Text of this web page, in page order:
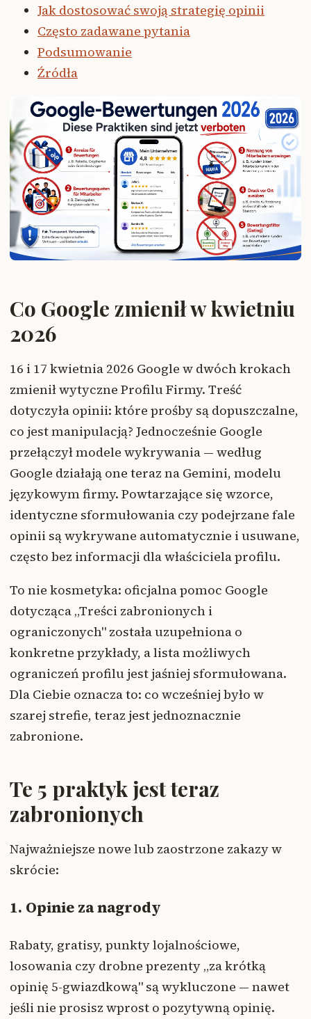
Jak dostosować swoją strategię opinii
Często zadawane pytania
Podsumowanie
Źródła
Co Google zmienił w kwietniu
2026
16 i 17 kwietnia 2026 Google w dwóch krokach
zmienił wytyczne Profilu Firmy. Treść
dotyczyła opinii: które prośby są dopuszczalne,
co jest manipulacją? Jednocześnie Google
przełączył modele wykrywania — według
Google działają one teraz na Gemini, modelu
językowym firmy. Powtarzające się wzorce,
identyczne sformułowania czy podejrzane fale
opinii są wykrywane automatycznie i usuwane,
często bez informacji dla właściciela profilu.
To nie kosmetyka: oficjalna pomoc Google
dotycząca „Treści zabronionych i
ograniczonych" została uzupełniona o
konkretne przykłady, a lista możliwych
ograniczeń profilu jest jaśniej sformułowana.
Dla Ciebie oznacza to: co wcześniej było w
szarej strefie, teraz jest jednoznacznie
zabronione.
Te 5 praktyk jest teraz
zabronionych
Najważniejsze nowe lub zaostrzone zakazy w
skrócie:
1. Opinie za nagrody
Rabaty, gratisy, punkty lojalnościowe,
losowania czy drobne prezenty „za krótką
opinię 5-gwiazdkową" są wykluczone — nawet
jeśli nie prosisz wprost o pozytywną opinię.